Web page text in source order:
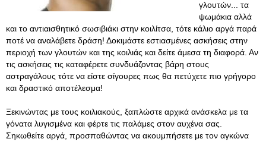
γλουτών... τα
ψωμάκια αλλά
και το αντιαισθητικό σωσιβιάκι στην κοιλίτσα, τότε κάλιο αργά παρά
ποτέ να αναλάβετε δράση! Δοκιμάστε εστιασμένες ασκήσεις στην
περιοχή των γλουτών και της κοιλιάς και δείτε άμεσα τη διαφορά. Αν
τις ασκήσεις τις καταφέρετε συνδυάζοντας βάρη στους
αστραγάλους τότε να είστε σίγουρες πως θα πετύχετε πιο γρήγορο
και δραστικό αποτέλεσμα!
Ξεκινώντας με τους κοιλιακούς, ξαπλώστε αρχικά ανάσκελα με τα
γόνατα λυγισμένα και φέρτε τις παλάμες στον αυχένα σας.
Σηκωθείτε αργά, προσπαθώντας να ακουμπήσετε με τον αγκώνα